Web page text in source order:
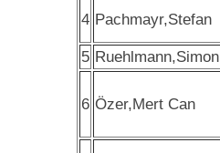
4 Pachmayr,Stefan
5 Ruehlmann,Simon
6 Özer,Mert Can